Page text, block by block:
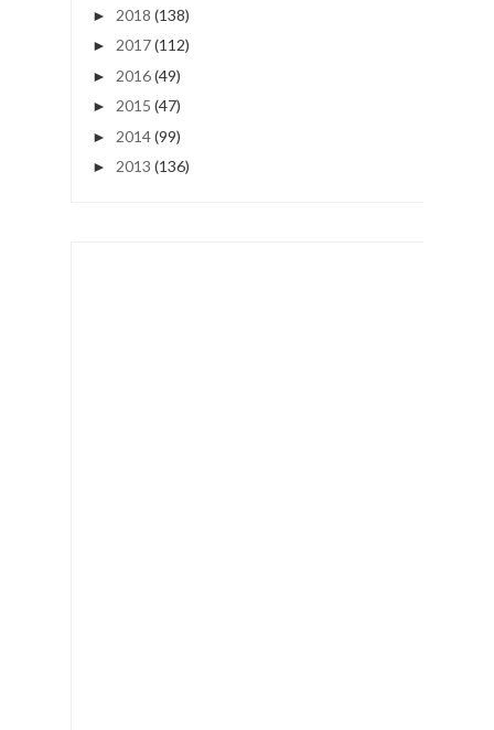
► 2018 (138)
► 2017(112)
► 2016(49)
► 2015 (47)
► 2014(99)
► 2013 (136)